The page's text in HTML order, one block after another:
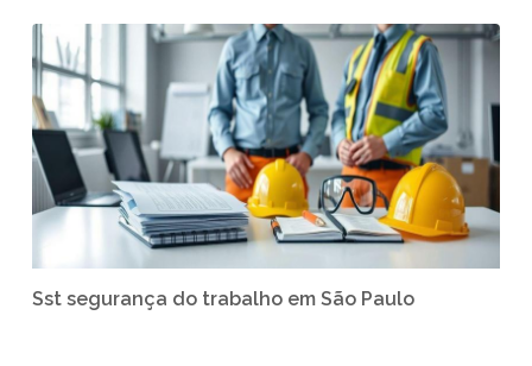
Sst segurança do trabalho em São Paulo